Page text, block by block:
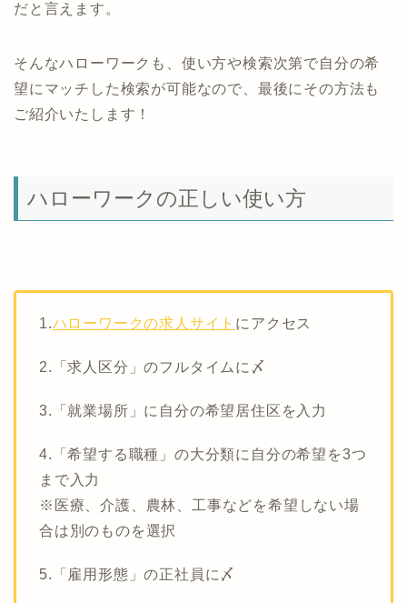
だと言えます。
そんなハローワークも、使い方や検索次第で自分の希
望にマッチした検索が可能なので、最後にその方法も
ご紹介いたします！
ハローワークの正しい使い方
1.ハローワークの求人サイト にアクセス
2.「求人区分」のフルタイムに〆
3.「就業場所」に自分の希望居住区を入力
4.「希望する職種」の大分類に自分の希望を3つ
まで入力
※医療、介護、農林、工事などを希望しない場
合は別のものを選択
5.「雇用形態」の正社員に〆